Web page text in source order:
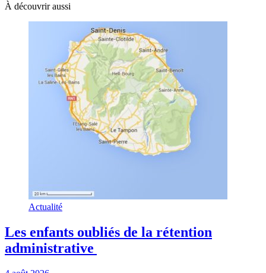
À découvrir aussi
Actualité
Les enfants oubliés de la rétention
administrative